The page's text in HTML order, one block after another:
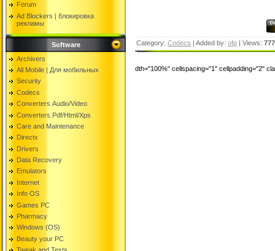
Forum
Ad Blockers | блокировкa
рекламы
Software
Archivers
All Mobile | Для мобильных
Security
Codecs
Converters.Audio/Video
Converters.Pdf/Html/Xps
Care and Maintenance
Directx
Drivers
Data Recovery
Emulators
Internet
Info OS
Games PC
Pharmacy
Windows (OS)
Beauty your PC
Category: Codecs | Added by: ofp | Views: 777
dth="100%" cellspacing="1" cellpadding="2"